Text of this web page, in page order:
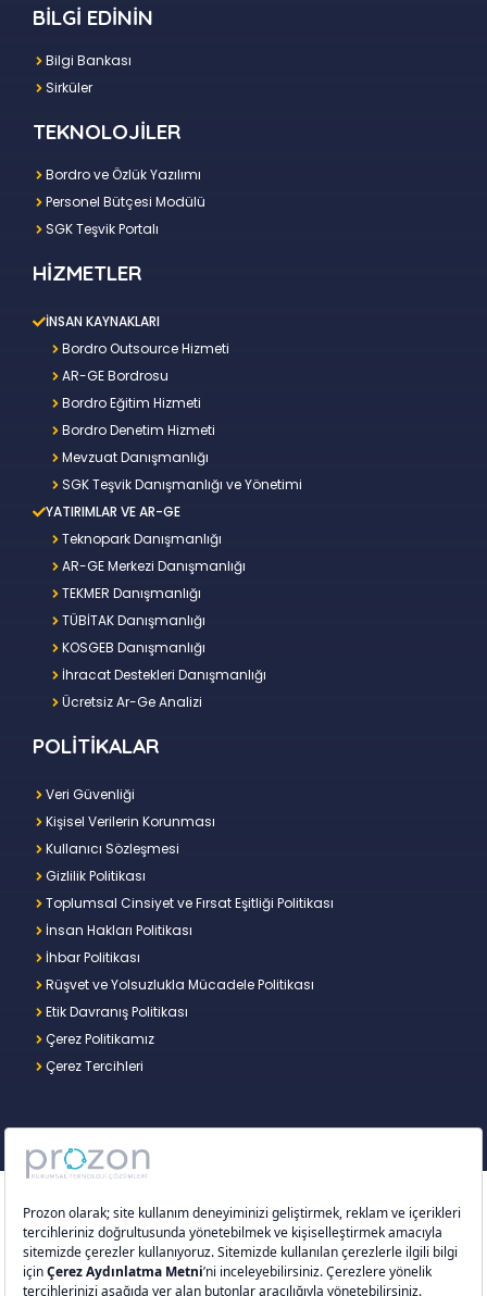
BİLGİ EDİNİN
Bilgi Bankası
Sirküler
TEKNOLOJİLER
Bordro ve Özlük Yazılımı
Personel Bütçesi Modülü
SGK Teşvik Portalı
HİZMETLER
İNSAN KAYNAKLARI
Bordro Outsource Hizmeti
AR-GE Bordrosu
Bordro Eğitim Hizmeti
Bordro Denetim Hizmeti
Mevzuat Danışmanlığı
SGK Teşvik Danışmanlığı ve Yönetimi
YATIRIMLAR VE AR-GE
Teknopark Danışmanlığı
AR-GE Merkezi Danışmanlığı
TEKMER Danışmanlığı
TÜBİTAK Danışmanlığı
KOSGEB Danışmanlığı
İhracat Destekleri Danışmanlığı
Ücretsiz Ar-Ge Analizi
POLİTİKALAR
Veri Güvenliği
Kişisel Verilerin Korunması
Kullanıcı Sözleşmesi
Gizlilik Politikası
Toplumsal Cinsiyet ve Fırsat Eşitliği Politikası
İnsan Hakları Politikası
İhbar Politikası
Rüşvet ve Yolsuzlukla Mücadele Politikası
Etik Davranış Politikası
Çerez Politikamız
Çerez Tercihleri
Copyright © 2026 – Prozon. Prozon markası ve
Prozon Kurumsal Teknoloji Çözümleri Anonim
Şirketi,Proventus Danışmanlık Limited Şirketi’nin